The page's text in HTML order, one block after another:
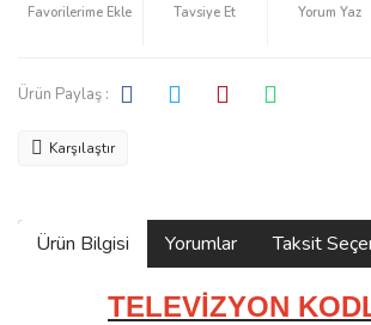
Tavsiye Et Yorum Yaz
Ürün Paylaş :
Karşılaştır
Ürün Bilgisi Yorumlar Taksit
TELEVİZYON